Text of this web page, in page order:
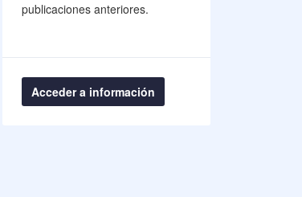
publicaciones anteriores.
Acceder a información